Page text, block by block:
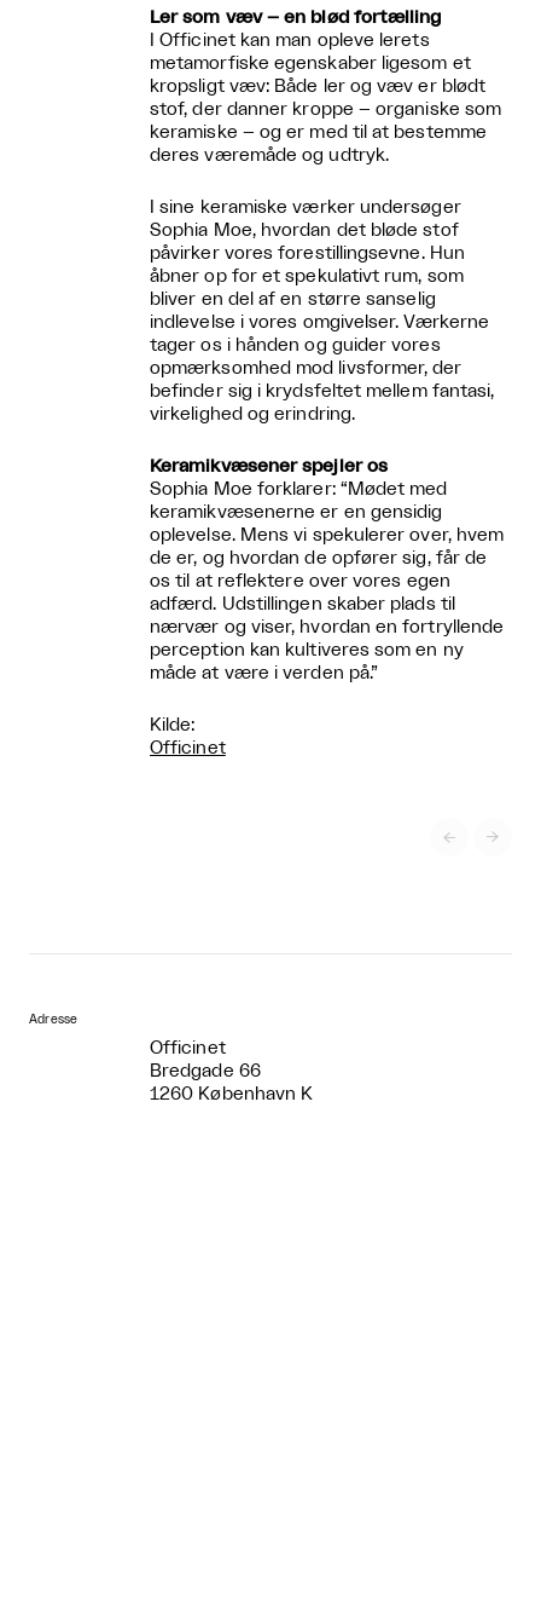
Ler som væv – en blød fortælling
I Officinet kan man opleve lerets
metamorfiske egenskaber ligesom et
kropsligt væv: Både ler og væv er blødt
stof, der danner kroppe – organiske som
keramiske – og er med til at bestemme
deres væremåde og udtryk.
I sine keramiske værker undersøger
Sophia Moe, hvordan det bløde stof
påvirker vores forestillingsevne. Hun
åbner op for et spekulativt rum, som
bliver en del af en større sanselig
indlevelse i vores omgivelser. Værkerne
tager os i hånden og guider vores
opmærksomhed mod livsformer, der
befinder sig i krydsfeltet mellem fantasi,
virkelighed og erindring.
Keramikvæsener spejler os
Sophia Moe forklarer: “Mødet med
keramikvæsenerne er en gensidig
oplevelse. Mens vi spekulerer over, hvem
de er, og hvordan de opfører sig, får de
os til at reflektere over vores egen
adfærd. Udstillingen skaber plads til
nærvær og viser, hvordan en fortryllende
perception kan kultiveres som en ny
måde at være i verden på.”
Kilde:
Officinet
 
Adresse
Officinet
Bredgade 66
1260 København K